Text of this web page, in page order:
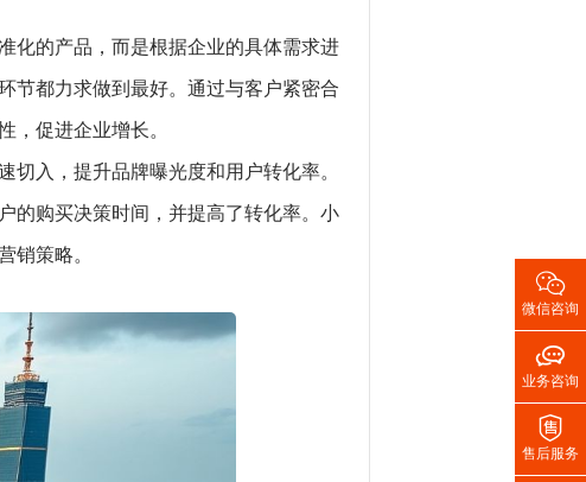
化的产品，而是根据企业的具体需求进
节都力求做到最好。通过与客户紧密合
，促进企业增长。
入，提升品牌曝光度和用户转化率。
的购买决策时间，并提高了转化率。小
销策略。

微信咨询

业务咨询

售后服务